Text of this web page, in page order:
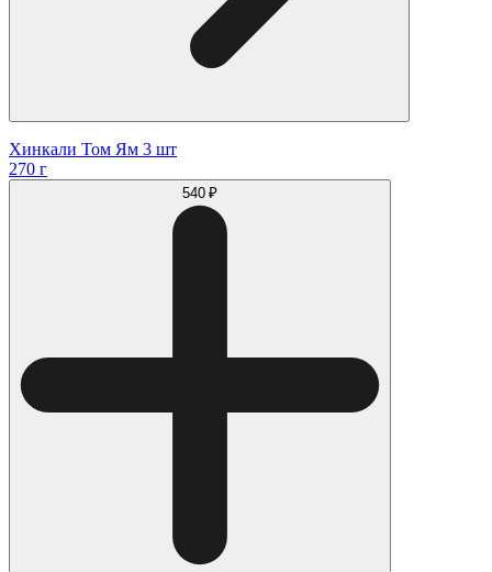
Хинкали Том Ям 3 шт
270 г
540 ₽